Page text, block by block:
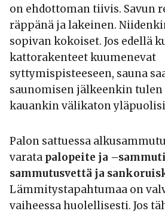
on ehdottoman tiivis. Savun
räppänä ja lakeinen.
sopivan kokoiset. Jos edellä
kattorakenteet kuumenevat
syttymispisteeseen, sauna
saunomisen jälkeenkin tulen
kauankin välikaton
Palon sattuessa
varata palopeite ja
sammutusvettä ja
Lämmitystapahtumaa on
vaiheessa huolellisesti. Jos